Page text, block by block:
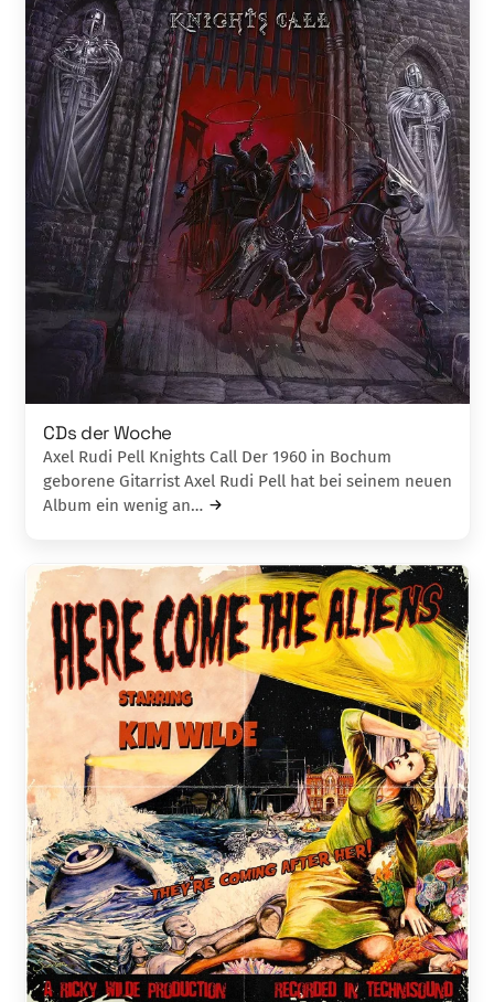
CDs der Woche
Axel Rudi Pell Knights Call Der 1960 in Bochum
geborene Gitarrist Axel Rudi Pell hat bei seinem neuen
Album ein wenig an…